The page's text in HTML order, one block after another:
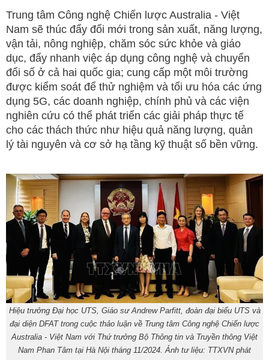
Trung tâm Công nghệ Chiến lược Australia - Việt
Nam sẽ thúc đẩy đổi mới trong sản xuất, năng lượng,
vận tải, nông nghiệp, chăm sóc sức khỏe và giáo
dục, đẩy nhanh việc áp dụng công nghệ và chuyển
đổi số ở cả hai quốc gia; cung cấp một môi trường
được kiểm soát để thử nghiệm và tối ưu hóa các ứng
dụng 5G, các doanh nghiệp, chính phủ và các viện
nghiên cứu có thể phát triển các giải pháp thực tế
cho các thách thức như hiệu quả năng lượng, quản
lý tài nguyên và cơ sở hạ tầng kỹ thuật số bền vững.
Hiệu trưởng Đại học UTS, Giáo sư Andrew Parfitt, đoàn đại biểu UTS và
đại diện DFAT trong cuộc thảo luận về Trung tâm Công nghệ Chiến lược
Australia - Việt Nam với Thứ trưởng Bộ Thông tin và Truyền thông Việt
Nam Phan Tâm tại Hà Nội tháng 11/2024. Ảnh tư liệu: TTXVN phát